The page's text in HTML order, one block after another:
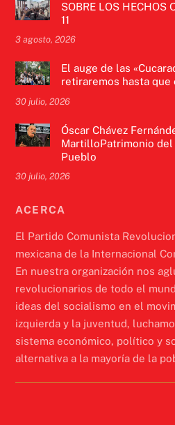
SOBRE LOS HECHOS
11
3 agosto, 2026
El auge de las
retiraremos hasta que
30 julio, 2026
Óscar Chávez
MartilloPatrimonio del
Pueblo
30 julio, 2026
ACERCA
El Partido Comunista
mexicana de la Internacional
En nuestra organización nos
revolucionarios de todo el
ideas del socialismo en el
izquierda y la juventud,
sistema económico, político y
alternativa a la mayoría de la